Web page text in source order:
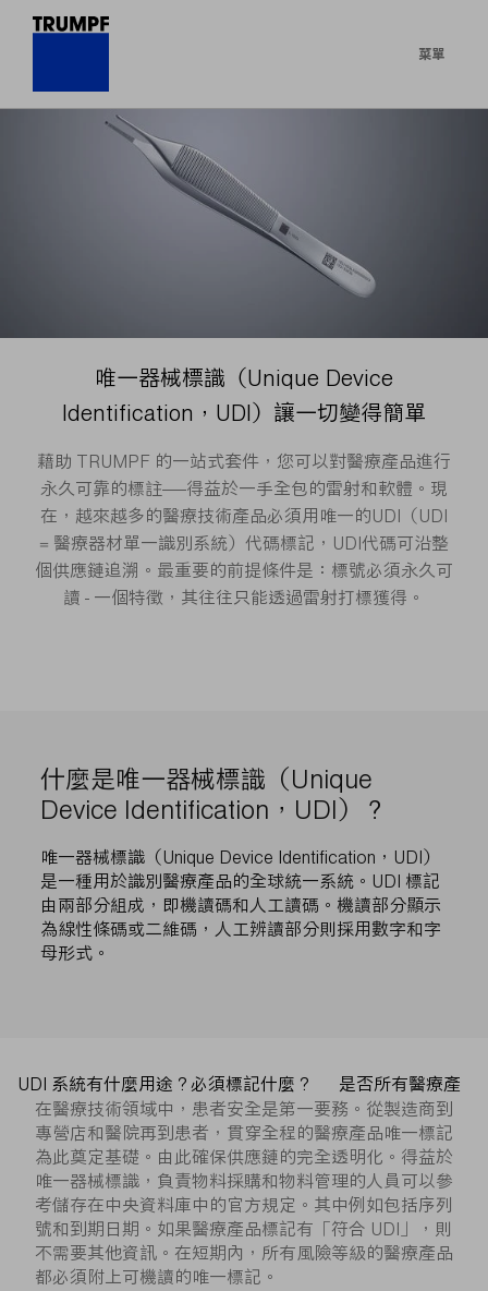
菜單
唯一器械標識（Unique Device
Identification，UDI）讓一切變得簡單
藉助 TRUMPF 的一站式套件，您可以對醫療產品進行
永久可靠的標註——得益於一手全包的雷射和軟體。現
在，越來越多的醫療技術產品必須用唯一的UDI（UDI
= 醫療器材單一識別系統）代碼標記，UDI代碼可沿整
個供應鏈追溯。最重要的前提條件是：標號必須永久可
讀 - 一個特徵，其往往只能透過雷射打標獲得。
什麼是唯一器械標識（Unique
Device Identification，UDI）？
唯一器械標識（Unique Device Identification，UDI）
是一種用於識別醫療產品的全球統一系統。UDI 標記
由兩部分組成，即機讀碼和人工讀碼。機讀部分顯示
為線性條碼或二維碼，人工辨讀部分則採用數字和字
母形式。
UDI 系統有什麼用途？必須標記什麼？
在醫療技術領域中，患者安全是第一要務。從製造商到
專營店和醫院再到患者，貫穿全程的醫療產品唯一標記
為此奠定基礎。由此確保供應鏈的完全透明化。得益於
唯一器械標識，負責物料採購和物料管理的人員可以參
考儲存在中央資料庫中的官方規定。其中例如包括序列
號和到期日期。如果醫療產品標記有「符合 UDI」，則
不需要其他資訊。在短期內，所有風險等級的醫療產品
都必須附上可機讀的唯一標記。
是否所有醫療產